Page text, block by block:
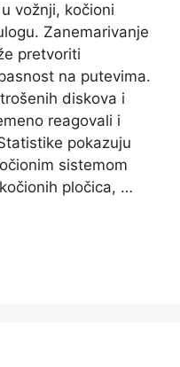
vožnji, kočioni
Zanemarivanje
pretvoriti
na putevima.
diskova i
reagovali i
pokazuju
sistemom
pločica, …